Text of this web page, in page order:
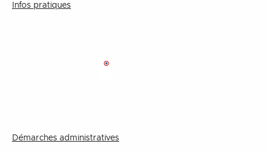
Infos pratiques
Démarches administratives